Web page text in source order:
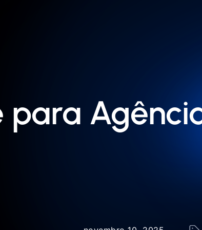
para